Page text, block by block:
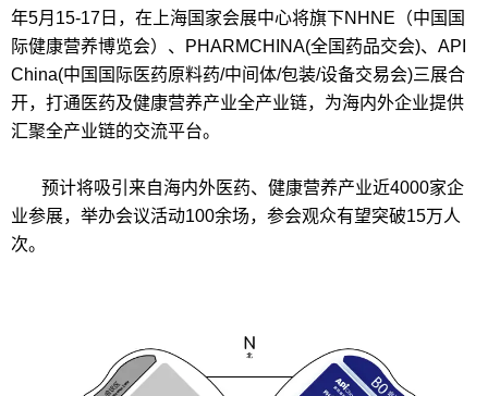
年5月15-17日，在上海国家会展中心将旗下NHNE（中国国
际健康营养博览会）、PHARMCHINA(全国药品交会)、API
China(中国国际医药原料药/中间体/包装/设备交易会)三展合
开，打通医药及健康营养产业全产业链，为海内外企业提供
汇聚全产业链的交流平台。
预计将吸引来自海内外医药、健康营养产业近4000家企
业参展，举办会议活动100余场，参会观众有望突破15万人
次。